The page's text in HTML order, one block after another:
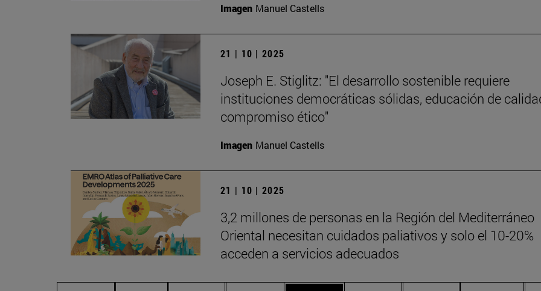
Imagen Manuel Castells
21 | 10 | 2025
Joseph E. Stiglitz: "El desarrollo sostenible requiere
instituciones democráticas sólidas, educación de
compromiso ético"
Imagen Manuel Castells
21 | 10 | 2025
3,2 millones de personas en la Región del Mediterráneo
Oriental necesitan cuidados paliativos y solo el 10-20%
acceden a servicios adecuados